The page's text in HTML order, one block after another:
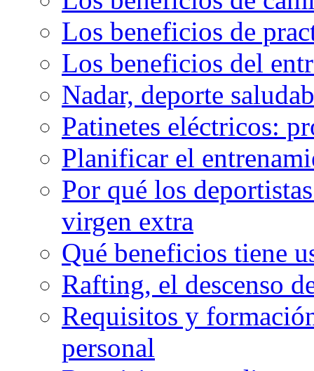
Los beneficios de
Los beneficios del
Nadar, deporte
Patinetes eléctricos:
Planificar el
Por qué los
virgen extra
Qué beneficios tiene
Rafting, el descenso
Requisitos y
personal